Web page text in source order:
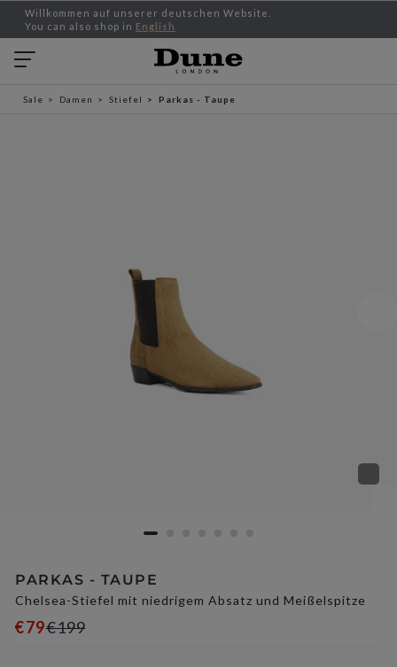
Willkommen auf unserer deutschen Website.
You can also shop in English
Sale Damen Stiefel Parkas - Taupe
PARKAS - TAUPE
Chelsea-Stiefel mit niedrigem Absatz und Meißelspitze
€79€199